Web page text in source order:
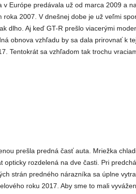
Európe predávala už od marca 2009 a
roka 2007. V dnešnej dobe je už veľmi
dlho. Aj keď GT-R prešlo viacerými
obnova vzhľadu by sa dala prirovnať k
Tentokrát sa vzhľadom tak trochu
prešla predná časť auta. Mriežka
opticky rozdelená na dve časti. Pri
strán predného nárazníka sa úplne
roku 2017. Aby sme to mali